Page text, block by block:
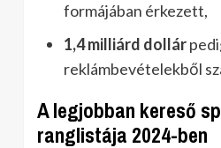
formájában érkezett,
1,4 milliárd dollár
reklámbevételekből
A legjobban kereső
ranglistája 2024-ben